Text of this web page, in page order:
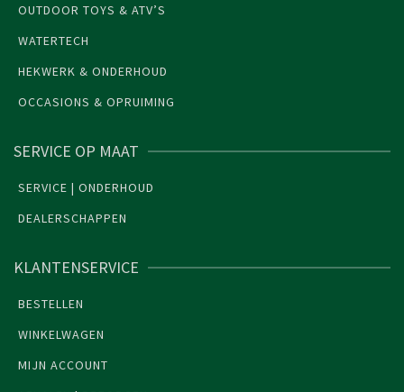
OUTDOOR TOYS & ATV’S
WATERTECH
HEKWERK & ONDERHOUD
OCCASIONS & OPRUIMING
SERVICE OP MAAT
SERVICE | ONDERHOUD
DEALERSCHAPPEN
KLANTENSERVICE
BESTELLEN
WINKELWAGEN
MIJN ACCOUNT